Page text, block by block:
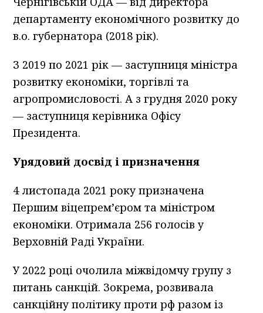
департаменту економічного розвитку до
в.о. губернатора (2018 рік).
З 2019 по 2021 рік — заступниця міністра
розвитку економіки, торгівлі та
агропромисловості. А з грудня 2020 року
— заступниця керівника Офісу
Президента.
Урядовий досвід і призначення
4 листопада 2021 року призначена
Першим віцепрем’єром та міністром
економіки. Отримала 256 голосів у
Верховній Раді України.
У 2022 році очолила міжвідомчу групу з
питань санкцій. Зокрема, розвивала
санкційну політику проти рф разом із